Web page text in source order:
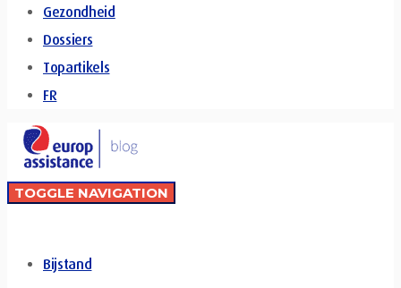
Gezondheid
Dossiers
Topartikels
FR
TOGGLE NAVIGATION
Bijstand